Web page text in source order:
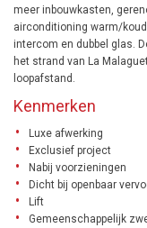
meer inbouwkasten,
airconditioning warm/
intercom en dubbel glas.
het strand van La
loopafstand.
Kenmerken
Luxe afwerking
Exclusief project
Nabij voorzieningen
Dicht bij openbaar
Lift
Gemeenschappelijk